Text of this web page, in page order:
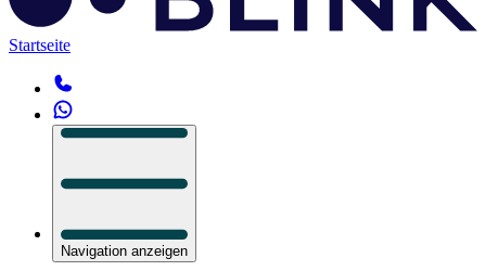
Startseite
Navigation anzeigen